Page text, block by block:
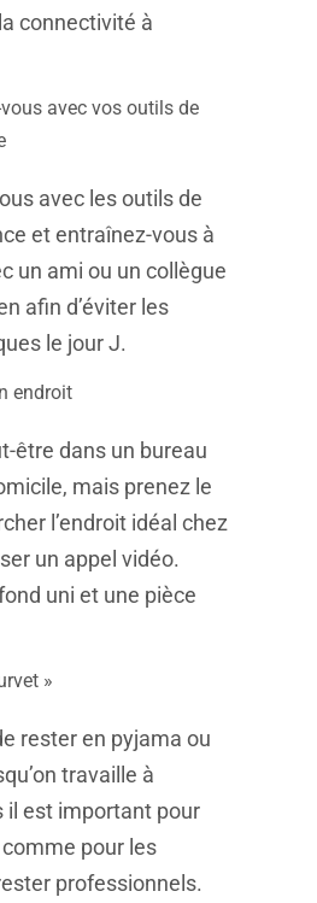
connectivité à
avec vos outils de
avec les outils de
et entraînez-vous à
un ami ou un collègue
afin d’éviter les
le jour J.
endroit
être dans un bureau
mais prenez le
l’endroit idéal chez
un appel vidéo.
uni et une pièce
»
rester en pyjama ou
travaille à
il est important pour
pour les
professionnels.